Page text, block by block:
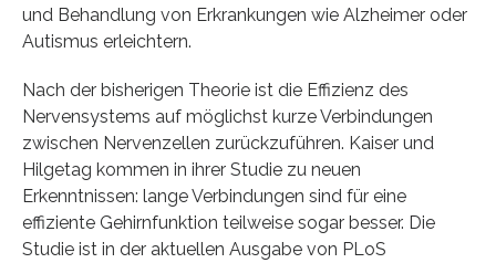
und Behandlung von Erkrankungen wie Alzheimer oder
Autismus erleichtern.
Nach der bisherigen Theorie ist die Effizienz des
Nervensystems auf möglichst kurze Verbindungen
zwischen Nervenzellen zurückzuführen. Kaiser und
Hilgetag kommen in ihrer Studie zu neuen
Erkenntnissen: lange Verbindungen sind für eine
effiziente Gehirnfunktion teilweise sogar besser. Die
Studie ist in der aktuellen Ausgabe von PLoS